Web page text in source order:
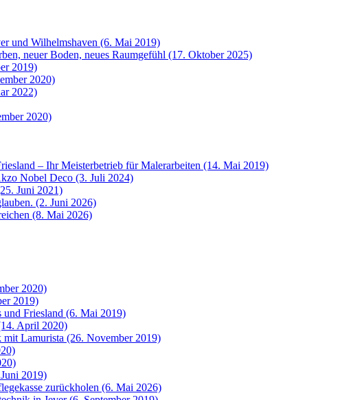
und Wilhelmshaven (6. Mai 2019)
neuer Boden, neues Raumgefühl (17. Oktober 2025)
2019)
2020)
2022)
2020)
– Ihr Meisterbetrieb für Malerarbeiten (14. Mai 2019)
Nobel Deco (3. Juli 2024)
Juni 2021)
(2. Juni 2026)
(8. Mai 2026)
2020)
2019)
und Friesland (6. Mai 2019)
April 2020)
mit Lamurista (26. November 2019)
2019)
zurückholen (6. Mai 2026)